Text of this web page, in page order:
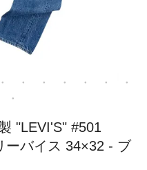
"LEVI'S" #501
ーバイス 34×32 - ブ